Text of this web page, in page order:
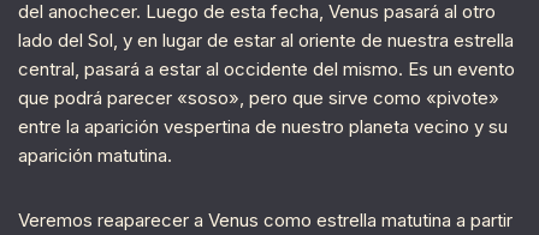
del anochecer. Luego de esta fecha, Venus pasará al otro
lado del Sol, y en lugar de estar al oriente de nuestra estrella
central, pasará a estar al occidente del mismo. Es un evento
que podrá parecer «soso», pero que sirve como «pivote»
entre la aparición vespertina de nuestro planeta vecino y su
aparición matutina.
Veremos reaparecer a Venus como estrella matutina a partir